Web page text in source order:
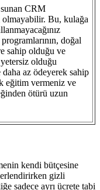
CRM
olmayabilir. Bu, kulağa
doğal
sahip olduğu ve
yetersiz olduğu
az ödeyerek sahip
eğitim vermeniz ve
ötürü uzun
kendi bütçesine
gizli
sadece ayrı ücrete tabi